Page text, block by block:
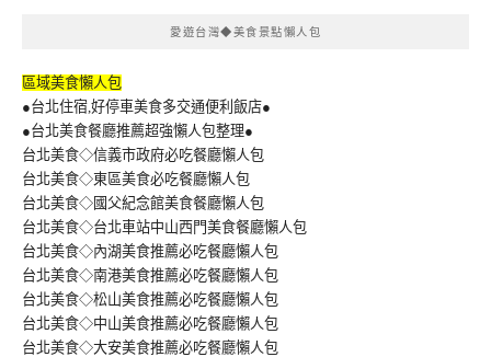
愛遊台灣◆美食景點懶人包
區域美食懶人包
●台北住宿,好停車美食多交通便利飯店●
●台北美食餐廳推薦超強懶人包整理●
台北美食◇信義市政府必吃餐廳懶人包
台北美食◇東區美食必吃餐廳懶人包
台北美食◇國父紀念館美食餐廳懶人包
台北美食◇台北車站中山西門美食餐廳懶人包
台北美食◇內湖美食推薦必吃餐廳懶人包
台北美食◇南港美食推薦必吃餐廳懶人包
台北美食◇松山美食推薦必吃餐廳懶人包
台北美食◇中山美食推薦必吃餐廳懶人包
台北美食◇大安美食推薦必吃餐廳懶人包